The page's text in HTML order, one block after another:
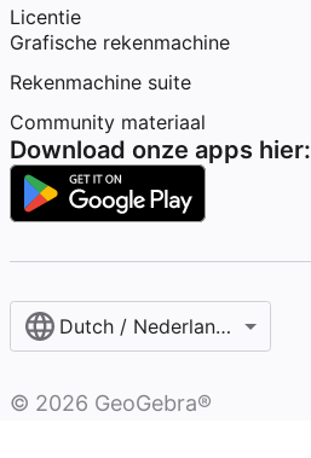
Licentie
Grafische rekenmachine
Rekenmachine suite
Community materiaal
Download onze apps hier:
Dutch / Nederlands‎ (België)‎
© 2026 GeoGebra®